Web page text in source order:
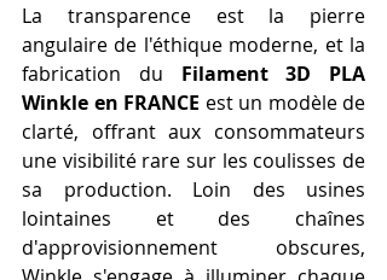
La transparence est la pierre
angulaire de l'éthique moderne, et la
fabrication du Filament 3D PLA
Winkle en FRANCE est un modèle de
clarté, offrant aux consommateurs
une visibilité rare sur les coulisses de
sa production. Loin des usines
lointaines et des chaînes
d'approvisionnement obscures,